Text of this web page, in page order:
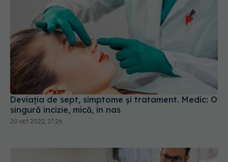
Deviația de sept, simptome și tratament. Medic: O
singură incizie, mică, în nas
20 oct 2022, 17:26